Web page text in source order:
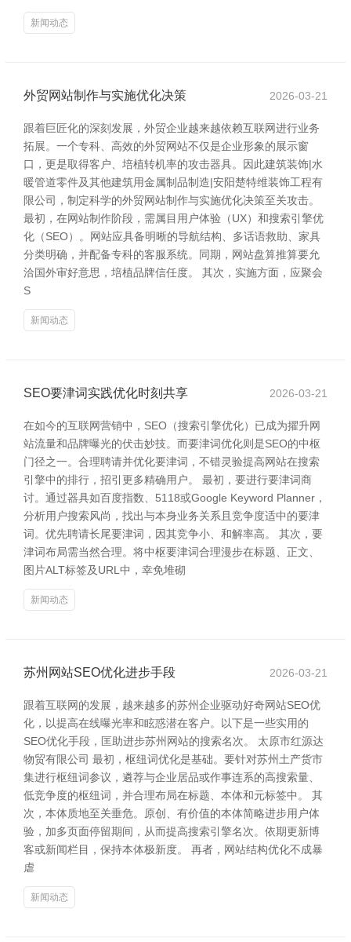
新闻动态
外贸网站制作与实施优化决策 2026-03-21
跟着巨匠化的深刻发展，外贸企业越来越依赖互联网进行业务
拓展。一个专科、高效的外贸网站不仅是企业形象的展示窗
口，更是取得客户、培植转机率的攻击器具。因此建筑装饰|水
暖管道零件及其他建筑用金属制品制造|安阳楚特维装饰工程有
限公司，制定科学的外贸网站制作与实施优化决策至关攻击。
最初，在网站制作阶段，需属目用户体验（UX）和搜索引擎优
化（SEO）。网站应具备明晰的导航结构、多话语救助、家具
分类明确，并配备专科的客服系统。同期，网站盘算推算要允
洽国外审好意思，培植品牌信任度。 其次，实施方面，应聚会
S
新闻动态
SEO要津词实践优化时刻共享 2026-03-21
在如今的互联网营销中，SEO（搜索引擎优化）已成为擢升网
站流量和品牌曝光的伏击妙技。而要津词优化则是SEO的中枢
门径之一。合理聘请并优化要津词，不错灵验提高网站在搜索
引擎中的排行，招引更多精确用户。 最初，要进行要津词商
讨。通过器具如百度指数、5118或Google Keyword Planner，
分析用户搜索风尚，找出与本身业务关系且竞争度适中的要津
词。优先聘请长尾要津词，因其竞争小、和解率高。 其次，要
津词布局需当然合理。将中枢要津词合理漫步在标题、正文、
图片ALT标签及URL中，幸免堆砌
新闻动态
苏州网站SEO优化进步手段 2026-03-21
跟着互联网的发展，越来越多的苏州企业驱动好奇网站SEO优
化，以提高在线曝光率和眩惑潜在客户。以下是一些实用的
SEO优化手段，匡助进步苏州网站的搜索名次。 太原市红源达
物贸有限公司 最初，枢纽词优化是基础。要针对苏州土产货市
集进行枢纽词参议，遴荐与企业居品或作事连系的高搜索量、
低竞争度的枢纽词，并合理布局在标题、本体和元标签中。 其
次，本体质地至关垂危。原创、有价值的本体简略进步用户体
验，加多页面停留期间，从而提高搜索引擎名次。依期更新博
客或新闻栏目，保持本体极新度。 再者，网站结构优化不成暴
虐
新闻动态